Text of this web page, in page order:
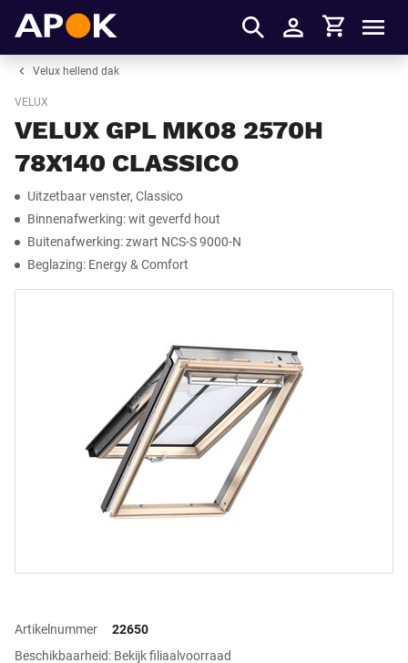
Inloggen
Winkelmandje
Velux hellend dak
VELUX
VELUX GPL MK08 2570H
78X140 CLASSICO
Uitzetbaar venster, Classico
Binnenafwerking: wit geverfd hout
Buitenafwerking: zwart NCS-S 9000-N
Beglazing: Energy & Comfort
Artikelnummer
22650
Beschikbaarheid: Bekijk filiaalvoorraad